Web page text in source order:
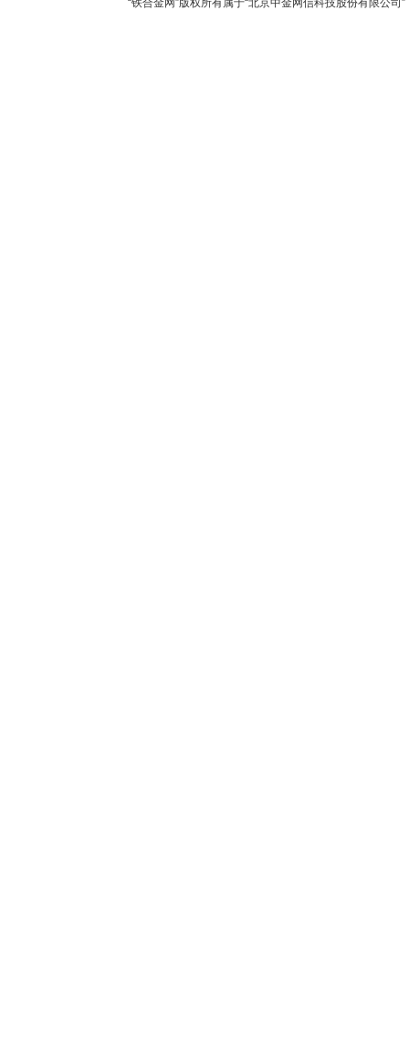
“铁合金网”版权所有属于“北京中金网信科技股份有限公司